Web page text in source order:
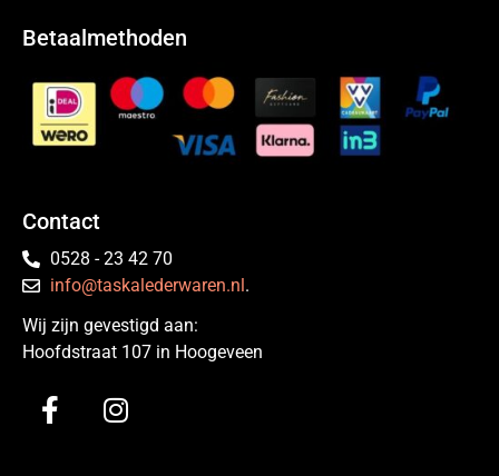
Betaalmethoden
Contact
0528 - 23 42 70
info@taskalederwaren.nl .
Wij zijn gevestigd aan:
Hoofdstraat 107 in Hoogeveen